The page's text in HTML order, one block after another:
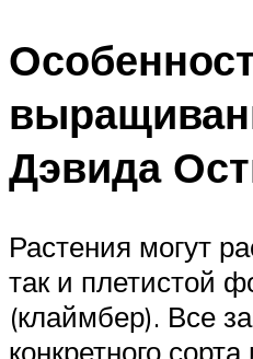
Дэвида
Растения могут
так и плетистой
(клаймбер). Все
конкретного